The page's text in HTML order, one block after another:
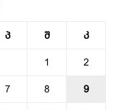
პ შ კ
1 2
7 8 9